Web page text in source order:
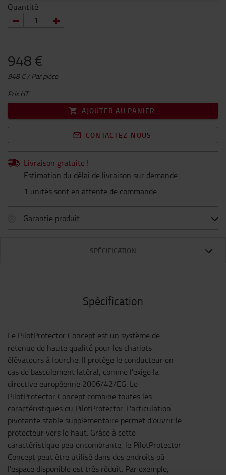
Quantité
948 €
948 € / Par pièce
Prix HT
AJOUTER AU PANIER
CONTACTEZ-NOUS
Livraison gratuite !
Estimation du délai de livraison sur demande.
1 unités sont en attente de commande
Garantie produit
SPÉCIFICATION
Spécification
Le PilotProtector Concept est un système de
retenue de haute qualité pour les chariots
élévateurs à fourche. Il protège le conducteur en
cas de basculement latéral, comme l'exige la
directive européenne 2006/42/EG. Le
PilotProtector Concept combine toutes les
caractéristiques du PilotProtector. L'articulation
pivotante stable supplémentaire permet d'ouvrir le
protecteur vers le haut. Grâce à cette
caractéristique peu encombrante, le PilotProtector
Concept peut être utilisé dans des endroits où
l'espace disponible est très réduit. Par exemple,